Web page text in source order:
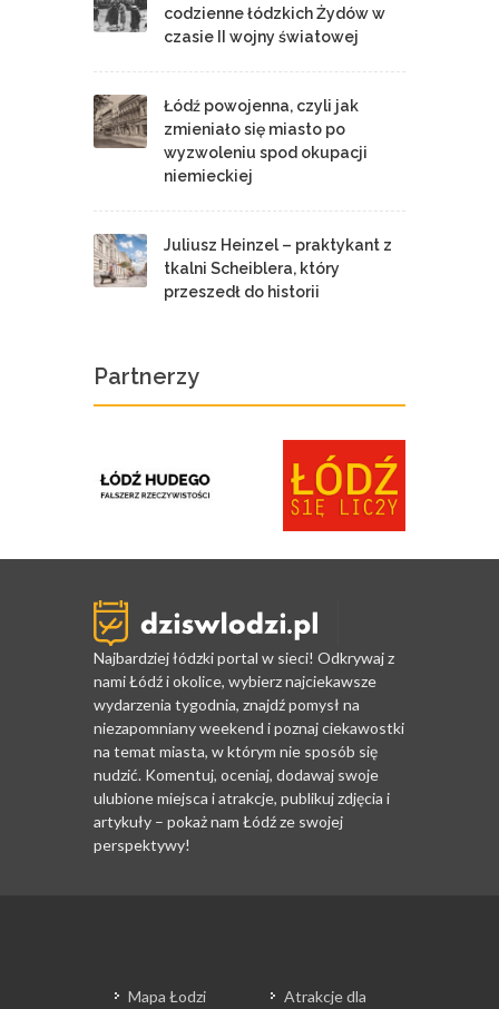
codzienne łódzkich Żydów w
czasie II wojny światowej
Łódź powojenna, czyli jak
zmieniało się miasto po
wyzwoleniu spod okupacji
niemieckiej
Juliusz Heinzel – praktykant z
tkalni Scheiblera, który
przeszedł do historii
Partnerzy
Najbardziej łódzki portal w sieci! Odkrywaj z
nami Łódź i okolice, wybierz najciekawsze
wydarzenia tygodnia, znajdź pomysł na
niezapomniany weekend i poznaj ciekawostki
na temat miasta, w którym nie sposób się
nudzić. Komentuj, oceniaj, dodawaj swoje
ulubione miejsca i atrakcje, publikuj zdjęcia i
artykuły – pokaż nam Łódź ze swojej
perspektywy!
Mapa Łodzi
Atrakcje dla